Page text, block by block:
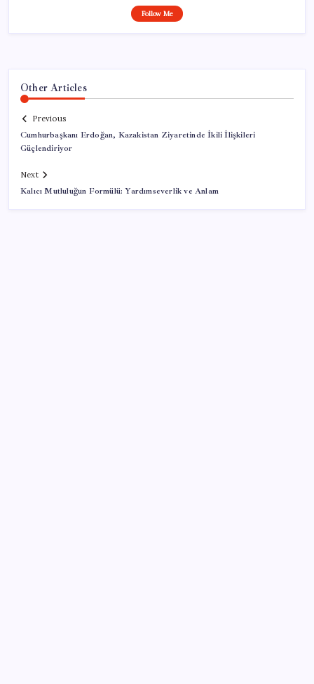
Follow Me
Other Articles
Previous
Cumhurbaşkanı Erdoğan, Kazakistan Ziyaretinde İkili İlişkileri
Güçlendiriyor
Next
Kalıcı Mutluluğun Formülü: Yardımseverlik ve Anlam